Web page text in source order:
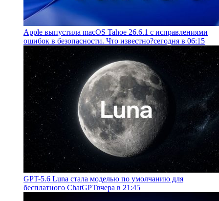
Apple выпустила macOS Tahoe 26.6.1 с исправлениями
ошибок в безопасности. Что известно?сегодня в 06:15
GPT-5.6 Luna стала моделью по умолчанию для
бесплатного ChatGPTвчера в 21:45